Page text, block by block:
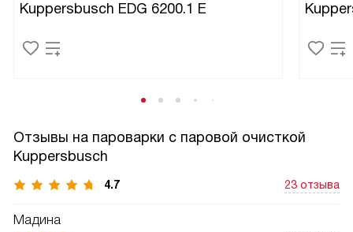
Kuppersbusch EDG 6200.1 E
Отзывы на пароварки с паровой очисткой
Kuppersbusch
4.7 23 отзыва
Мадина